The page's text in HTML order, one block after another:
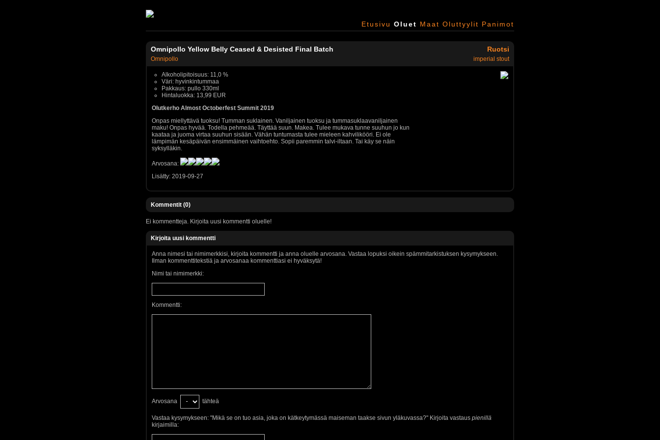
Etusivu Oluet Maat Oluttyylit Panimot
Omnipollo Yellow Belly Ceased & Desisted Final Batch Ruotsi
Omnipollo imperial stout
Alkoholipitoisuus: 11,0 %
Väri: hyvinkintummaa
Pakkaus: pullo 330ml
Hintaluokka: 13,99 EUR
Olutkerho Almost Octoberfest Summit 2019
Onpas miellyttävä tuoksu! Tumman suklainen. Vaniljainen tuoksu ja tummasuklaavaniljainen
maku! Onpas hyvää. Todella pehmeää. Täyttää suun. Makea. Tulee mukava tunne suuhun jo kun
kaataa ja juoma virtaa suuhun sisään. Vähän tuntumasta tulee mieleen kahvilikööri. Ei ole
lämpimän kesäpäivän ensimmäinen vaihtoehto. Sopii paremmin talvi-iltaan. Tai käy se näin
syksylläkin.
Arvosana:
Lisätty: 2019-09-27
Kommentit (0)
Ei kommentteja. Kirjoita uusi kommentti oluelle!
Kirjoita uusi kommentti
Anna nimesi tai nimimerkkisi, kirjoita kommentti ja anna oluelle arvosana. Vastaa lopuksi oikein spämmitarkistuksen kysymykseen.
Ilman kommenttitekstiä ja arvosanaa kommenttiasi ei hyväksytä!
Nimi tai nimimerkki:
Kommentti:
Arvosana tähteä
Vastaa kysymykseen: "Mikä se on tuo asia, joka on kätkeytymässä maiseman taakse sivun yläkuvassa?" Kirjoita vastaus pienillä
kirjaimilla: